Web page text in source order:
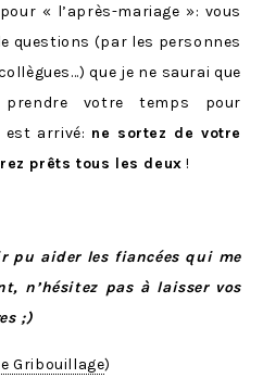
« l’après-mariage »: vous
questions (par les personnes
que je ne saurai que
prendre votre temps pour
est arrivé: ne sortez de votre
prêts tous les deux !
pu aider les fiancées qui me
n’hésitez pas à laisser vos
;)
Gribouillage)